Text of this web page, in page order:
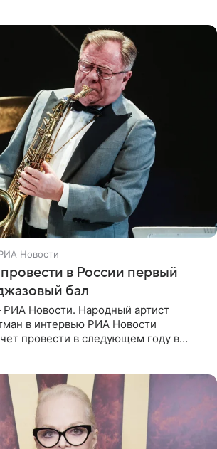
Новости
в России первый
бал
Новости. Народный артист
в интервью РИА Новости
провести в следующем году в